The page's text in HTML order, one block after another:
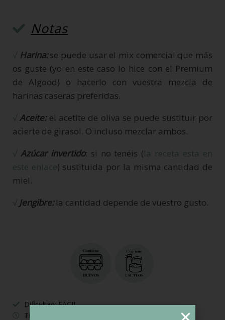
Notas
√ Harina:se puede usar el mix comercial que más
os guste (yo en este caso lo hice con el Premium
de Algood) o hacerlo con vuestra mezcla de
harinas caseras preferidas.
√ Aceite:el acetite de oliva se puede sustituir por
acierte de girasol. O incluso mezclar ambos.
√ Azúcar invertido: si no tenéis (la receta esta en
este enlace) sustituida por la misma cantidad de
miel.
√ Jengibre:la cantidad depende de vuestro gusto.
Dificultad: FACIL
Tiempo preparación: 20 minutos